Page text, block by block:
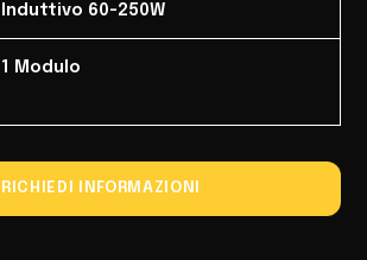
Induttivo 60-250W
1 Modulo
RICHIEDI INFORMAZIONI